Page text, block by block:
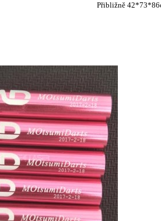
Přibližně